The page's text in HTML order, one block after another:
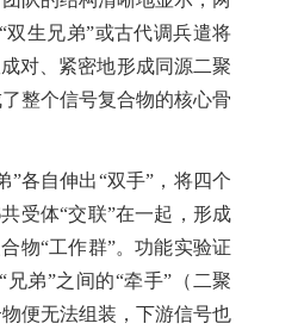
双生兄弟”或古代调兵遣将
对、紧密地形成同源二聚
整个信号复合物的核心骨
”各自伸出“双手”，将四个
受体“交联”在一起，形成
物“工作群”。功能实验证
兄弟”之间的“牵手”（二聚
便无法组装，下游信号也